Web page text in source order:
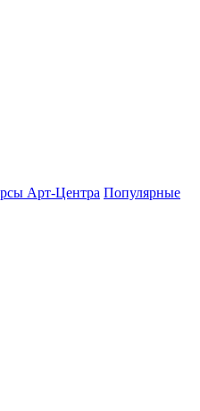
Арт-Центра Популярные